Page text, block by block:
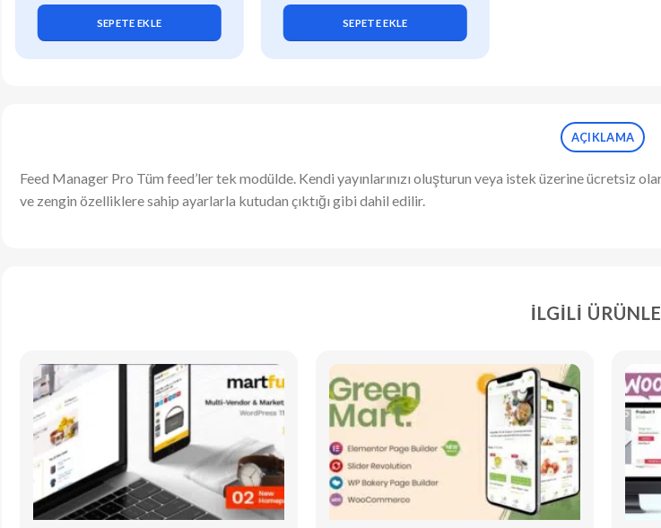
SEPETE EKLE SEPETE EKLE
AÇIKLAMA
Feed Manager Pro Tüm feed’ler tek modülde. Kendi yayınlarınızı oluşturun veya istek üzerine ücretsiz
ve zengin özelliklere sahip ayarlarla kutudan çıktığı gibi dahil edilir.
İLGILI